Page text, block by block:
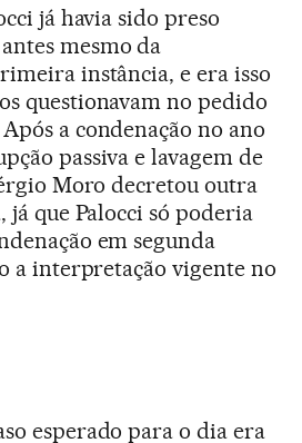
já havia sido preso
mesmo da
instância, e era isso
questionavam no pedido
a condenação no ano
passiva e lavagem de
Moro decretou outra
que Palocci só poderia
em segunda
a interpretação vigente no
esperado para o dia era